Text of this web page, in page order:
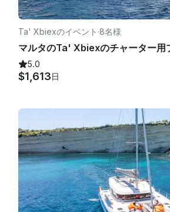
Ta' Xbiexのイベント ·8名様
5.0
$1,613日